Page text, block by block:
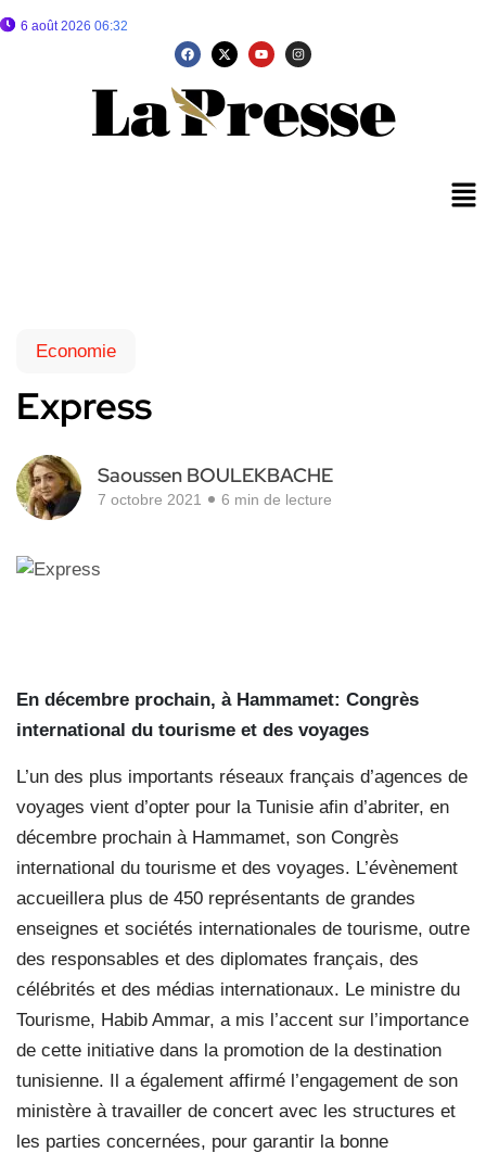
6 août 2026 06:32
Economie
Express
Saoussen BOULEKBACHE
7 octobre 2021 6 min de lecture
En décembre prochain, à Hammamet: Congrès
international du tourisme et des voyages
L’un des plus importants réseaux français d’agences de
voyages vient d’opter pour la Tunisie afin d’abriter, en
décembre prochain à Hammamet, son Congrès
international du tourisme et des voyages. L’évènement
accueillera plus de 450 représentants de grandes
enseignes et sociétés internationales de tourisme, outre
des responsables et des diplomates français, des
célébrités et des médias internationaux. Le ministre du
Tourisme, Habib Ammar, a mis l’accent sur l’importance
de cette initiative dans la promotion de la destination
tunisienne. Il a également affirmé l’engagement de son
ministère à travailler de concert avec les structures et
les parties concernées, pour garantir la bonne